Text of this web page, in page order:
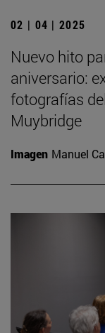
02 | 04 | 2025
Nuevo hito
aniversario:
fotografías
Muybridge
Imagen Manuel